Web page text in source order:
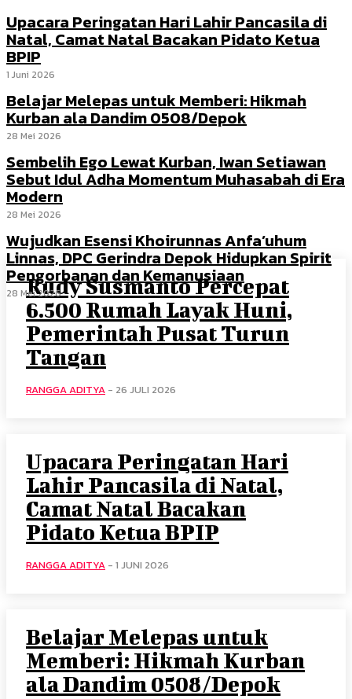
Upacara Peringatan Hari Lahir Pancasila di
Natal, Camat Natal Bacakan Pidato Ketua
BPIP
1 Juni 2026
Belajar Melepas untuk Memberi: Hikmah
Kurban ala Dandim 0508/Depok
28 Mei 2026
Sembelih Ego Lewat Kurban, Iwan Setiawan
Sebut Idul Adha Momentum Muhasabah di Era
Modern
28 Mei 2026
Wujudkan Esensi Khoirunnas Anfa’uhum
Linnas, DPC Gerindra Depok Hidupkan Spirit
Pengorbanan dan Kemanusiaan
28 Mei 2026
Rudy Susmanto Percepat
6.500 Rumah Layak Huni,
Pemerintah Pusat Turun
Tangan
RANGGA ADITYA - 26 JULI 2026
Upacara Peringatan Hari
Lahir Pancasila di Natal,
Camat Natal Bacakan
Pidato Ketua BPIP
RANGGA ADITYA - 1 JUNI 2026
Belajar Melepas untuk
Memberi: Hikmah Kurban
ala Dandim 0508/Depok